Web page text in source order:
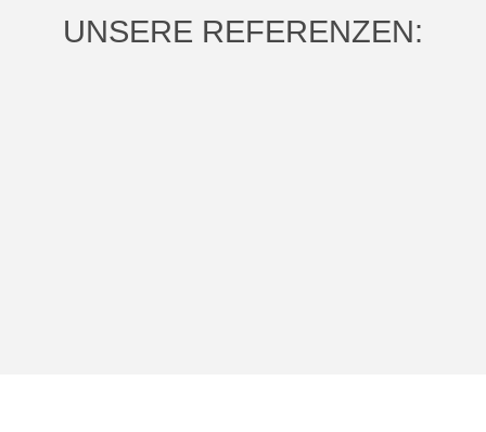
UNSERE REFERENZEN: